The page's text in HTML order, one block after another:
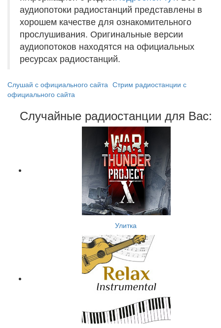
аудиопотоки радиостанций представлены в
хорошем качестве для ознакомительного
прослушивания. Оригинальные версии
аудиопотоков находятся на официальных
ресурсах радиостанций.
Слушай с официального сайта Стрим радиостанции с
официального сайта
Случайные радиостанции для Вас:
Улитка